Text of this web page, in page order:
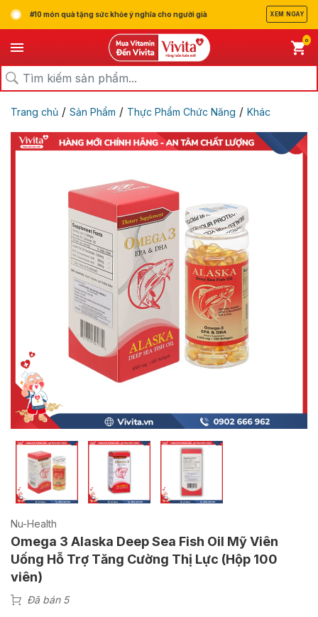
#10 món quà tặng sức khỏe ý nghĩa cho người già XEM NGAY
0
Trang chủ / Sản Phẩm / Thực Phẩm Chức Năng / Khác
Nu-Health
Omega 3 Alaska Deep Sea Fish Oil Mỹ Viên
Uống Hỗ Trợ Tăng Cường Thị Lực (Hộp 100
viên)
Đã bán 5